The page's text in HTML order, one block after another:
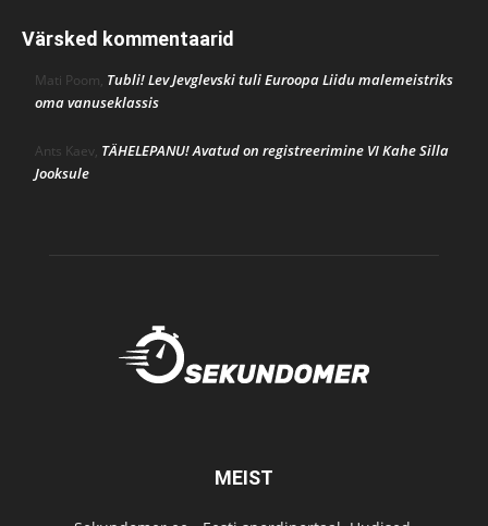
Värsked kommentaarid
Mati Poom, Tubli! Lev Jevglevski tuli Euroopa Liidu malemeistriks
oma vanuseklassis
Ants Kaev, TÄHELEPANU! Avatud on registreerimine VI Kahe Silla
Jooksule
MEIST